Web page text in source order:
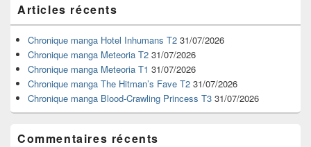
principale
de
widget
pour
barre
latérale
Articles récents
Chronique manga Hotel Inhumans T2 31/07/2026
Chronique manga Meteoria T2 31/07/2026
Chronique manga Meteoria T1 31/07/2026
Chronique manga The Hitman’s Fave T2 31/07/2026
Chronique manga Blood-Crawling Princess T3 31/07/2026
Commentaires récents